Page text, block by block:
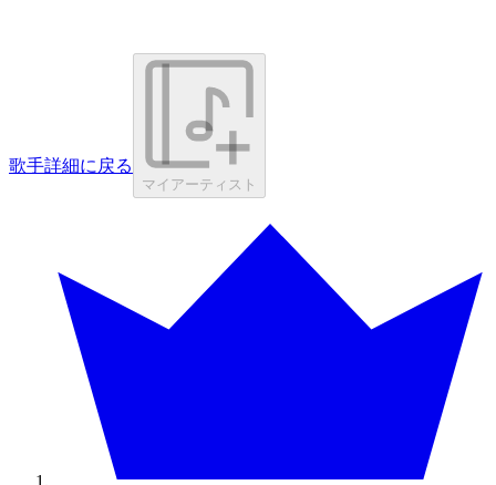
歌手詳細に戻る
マイアーティスト